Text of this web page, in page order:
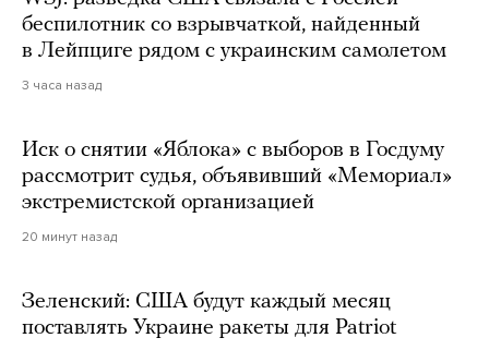
беспилотник со взрывчаткой, найденный
в Лейпциге рядом с украинским самолетом
3 часа назад
Иск о снятии «Яблока» с выборов в Госдуму
рассмотрит судья, объявивший «Мемориал»
экстремистской организацией
20 минут назад
Зеленский: США будут каждый месяц
поставлять Украине ракеты для Patriot